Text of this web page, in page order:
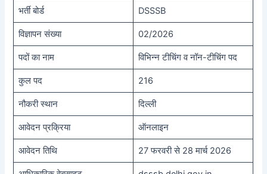
भर्ती बोर्ड DSSSB
विज्ञापन संख्या 02/2026
पदों का नाम विभिन्न टीचिंग व नॉन-टीचिंग पद
कुल पद 216
नौकरी स्थान दिल्ली
आवेदन प्रक्रिया ऑनलाइन
आवेदन तिथि 27 फरवरी से 28 मार्च 2026